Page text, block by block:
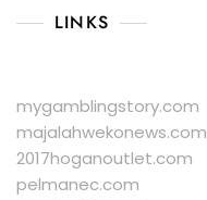
LINKS
mygamblingstory.com
majalahwekonews.com
2017hoganoutlet.com
pelmanec.com